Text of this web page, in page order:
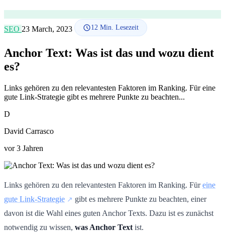
SEO 23 March, 2023 12 Min. Lesezeit
Anchor Text: Was ist das und wozu dient
es?
Links gehören zu den relevantesten Faktoren im Ranking. Für eine
gute Link-Strategie gibt es mehrere Punkte zu beachten...
D
David Carrasco
vor 3 Jahren
Links gehören zu den relevantesten Faktoren im Ranking. Füreine
gute Link-Strategie
gibt es mehrere Punkte zu beachten, einer
davon ist die Wahl eines guten Anchor Texts. Dazu ist es zunächst
notwendig zu wissen, was Anchor Text ist.